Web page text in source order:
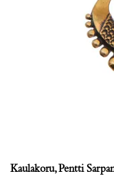
Kaulakoru, Pentti